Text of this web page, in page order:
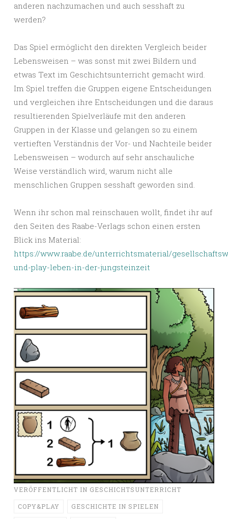
anderen nachzumachen und auch sesshaft zu
werden?
Das Spiel ermöglicht den direkten Vergleich beider
Lebensweisen – was sonst mit zwei Bildern und
etwas Text im Geschichtsunterricht gemacht wird.
Im Spiel treffen die Gruppen eigene Entscheidungen
und vergleichen ihre Entscheidungen und die daraus
resultierenden Spielverläufe mit den anderen
Gruppen in der Klasse und gelangen so zu einem
vertieften Verständnis der Vor- und Nachteile beider
Lebensweisen – wodurch auf sehr anschauliche
Weise verständlich wird, warum nicht alle
menschlichen Gruppen sesshaft geworden sind.
Wenn ihr schon mal reinschauen wollt, findet ihr auf
den Seiten des Raabe-Verlags schon einen ersten
Blick ins Material:
https://www.raabe.de/unterrichtsmaterial/
und-play-leben-in-der-jungsteinzeit
VERÖFFENTLICHT IN GESCHICHTSUNTERRICHT
COPY&PLAY GESCHICHTE IN SPIELEN